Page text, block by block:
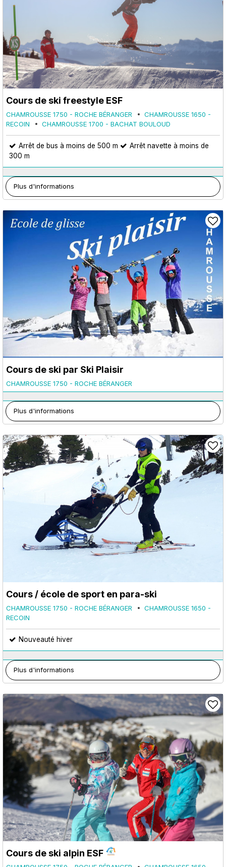
Cours de ski freestyle ESF
CHAMROUSSE 1750 - ROCHE BÉRANGER
CHAMROUSSE 1650 -
RECOIN
CHAMROUSSE 1700 - BACHAT BOULOUD
Arrêt de bus à moins de 500 m
Arrêt navette à moins de
300 m
Plus d'informations
Cours de ski par Ski Plaisir
CHAMROUSSE 1750 - ROCHE BÉRANGER
Plus d'informations
Cours / école de sport en para-ski
CHAMROUSSE 1750 - ROCHE BÉRANGER
CHAMROUSSE 1650 -
RECOIN
Nouveauté hiver
Plus d'informations
Cours de ski alpin ESF